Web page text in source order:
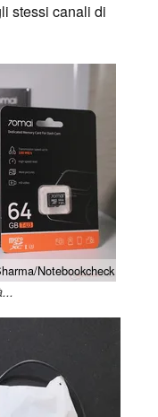
stessi canali di
Notebookcheck